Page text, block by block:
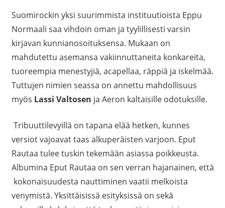
Suomirockin yksi suurimmista instituutioista Eppu
Normaali saa vihdoin oman ja tyylillisesti varsin
kirjavan kunnianosoituksensa. Mukaan on
mahdutettu asemansa vakiinnuttaneita konkareita,
tuoreempia menestyjiä, acapellaa, räppiä ja iskelmää.
Tuttujen nimien seassa on annettu mahdollisuus
myös Lassi Valtosen ja Aeron kaltaisille odotuksille.
Tribuuttilevyillä on tapana elää hetken, kunnes
versiot vajoavat taas alkuperäisten varjoon. Eput
Rautaa tulee tuskin tekemään asiassa poikkeusta.
Albumina EputRautaa on sen verran hajanainen, että
kokonaisuudesta nauttiminen vaatii melkoista
venymistä. Yksittäisissä esityksissä on sekä